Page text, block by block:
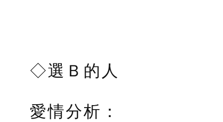
◇選Ｂ的人
愛情分析：